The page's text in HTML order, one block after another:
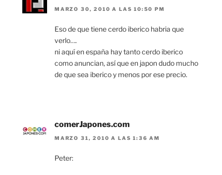
MARZO 30, 2010 A LAS 10:50 PM
Eso de que tiene cerdo iberico habria que
verlo….
ni aquí en españa hay tanto cerdo iberico
como anuncian, así que en japon dudo mucho
de que sea iberico y menos por ese precio.
comerJapones.com
MARZO 31, 2010 A LAS 1:36 AM
Peter: